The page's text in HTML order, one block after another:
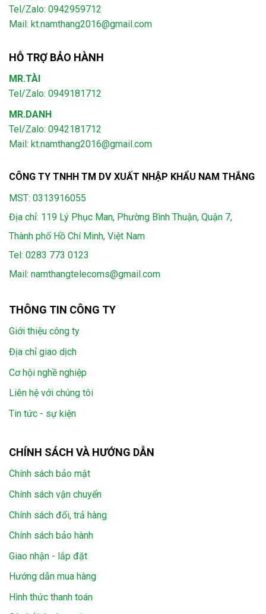
Tel/Zalo: 0942959712
Mail: kt.namthang2016@gmail.com
HỖ TRỢ BẢO HÀNH
MR.TÀI
Tel/Zalo: 0949181712
MR.DANH
Tel/Zalo: 0942181712
Mail: kt.namthang2016@gmail.com
CÔNG TY TNHH TM DV XUẤT NHẬP KHẨU NAM THẮNG
MST: 0313916055
Địa chỉ: 119 Lý Phục Man, Phường Bình Thuận, Quận 7,
Thành phố Hồ Chí Minh, Việt Nam
Tel: 0283 773 0123
Mail: namthangtelecoms@gmail.com
THÔNG TIN CÔNG TY
Giới thiệu công ty
Địa chỉ giao dịch
Cơ hội nghề nghiệp
Liên hệ với chúng tôi
Tin tức - sự kiện
CHÍNH SÁCH VÀ HƯỚNG DẪN
Chính sách bảo mật
Chính sách vận chuyển
Chính sách đổi, trả hàng
Chính sách bảo hành
Giao nhận - lắp đặt
Hướng dẫn mua hàng
Hình thức thanh toán